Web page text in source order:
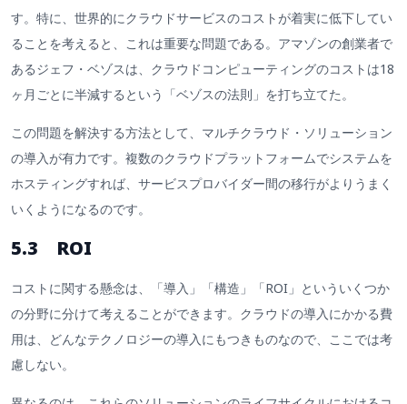
す。特に、世界的にクラウドサービスのコストが着実に低下してい
ることを考えると、これは重要な問題である。アマゾンの創業者で
あるジェフ・ベゾスは、クラウドコンピューティングのコストは18
ヶ月ごとに半減するという「ベゾスの法則」を打ち立てた。
この問題を解決する方法として、マルチクラウド・ソリューション
の導入が有力です。複数のクラウドプラットフォームでシステムを
ホスティングすれば、サービスプロバイダー間の移行がよりうまく
いくようになるのです。
5.3 ROI
コストに関する懸念は、「導入」「構造」「ROI」といういくつか
の分野に分けて考えることができます。クラウドの導入にかかる費
用は、どんなテクノロジーの導入にもつきものなので、ここでは考
慮しない。